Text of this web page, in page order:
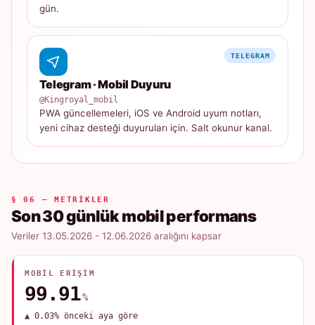
gün.
TELEGRAM
Telegram · Mobil Duyuru
@Kingroyal_mobil
PWA güncellemeleri, iOS ve Android uyum notları,
yeni cihaz desteği duyuruları için. Salt okunur kanal.
§ 06 — METRIKLER
Son 30 günlük mobil performans
Veriler 13.05.2026 - 12.06.2026 aralığını kapsar
MOBIL ERIŞIM
99.91%
▲ 0.03% önceki aya göre